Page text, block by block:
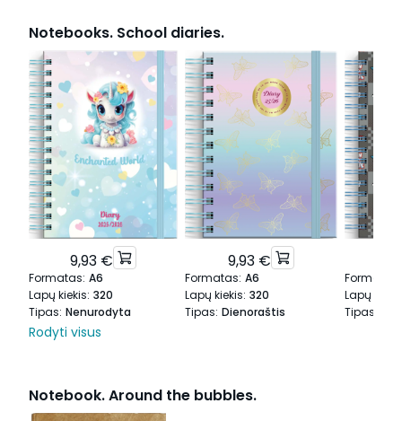
Notebooks. School diaries.
9,93 €
Formatas: A6
Lapų kiekis: 320
Tipas: Nenurodyta
9,93 €
Formatas: A6
Lapų kiekis: 320
Tipas: Dienoraštis
Formatas
Lapų kiekis
Tipas
Rodyti visus
Notebook. Around the bubbles.